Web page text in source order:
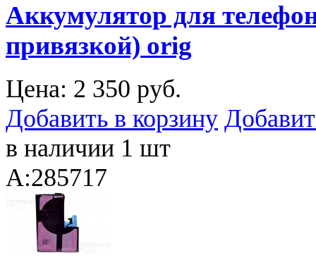
Аккумулятор для
привязкой) orig
Цена: 2 350 руб.
Добавить в корзину
в наличии 1 шт
A:285717